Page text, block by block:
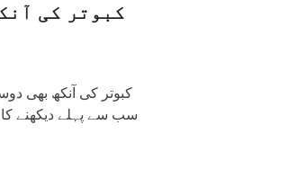
کبوتر کی
کبوتر کی آنکھ بھی
سب سے پہلے دیکھنے